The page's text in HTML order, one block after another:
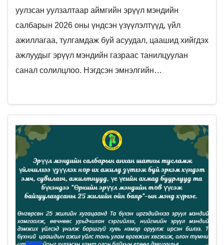
уулзсан уулзалтаар аймгийн эрүүл мэндийн
салбарын 2026 оны үндсэн үзүүлэлтүүд, үйл
ажиллагаа, тулгамдаж буй асуудал, цаашид хийгдэх
ажлуудыг эрүүл мэндийн газраас танилцуулан
санал солилцлоо. Нэгдсэн эмнэлгийн…